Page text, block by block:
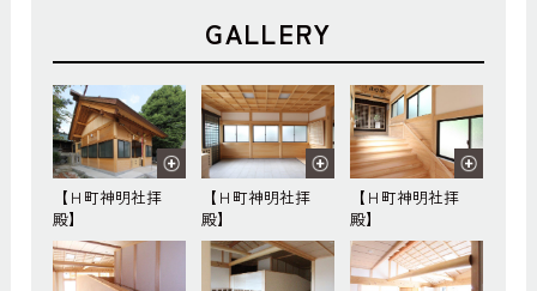
GALLERY
【Ｈ町神明社拝
殿】
【Ｈ町神明社拝
殿】
【Ｈ町神明社拝
殿】